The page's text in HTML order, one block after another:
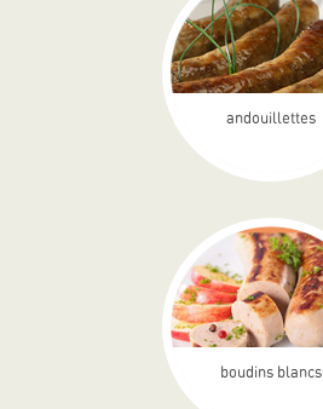
andouillettes
boudins blancs